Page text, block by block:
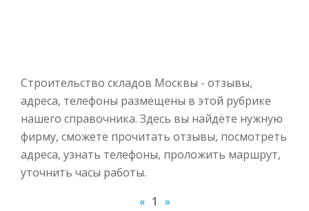
Строительство складов Москвы - отзывы,
адреса, телефоны размещены в этой рубрике
нашего справочника. Здесь вы найдёте нужную
фирму, сможете прочитать отзывы, посмотреть
адреса, узнать телефоны, проложить маршрут,
уточнить часы работы.
« 1 »